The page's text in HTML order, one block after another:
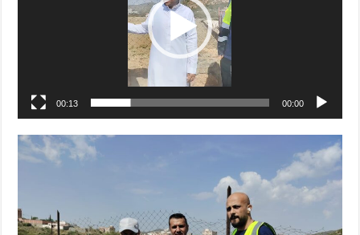
00:00
00:13